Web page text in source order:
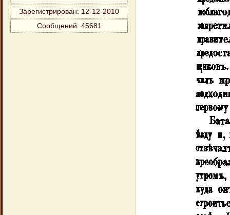
Зарегистрирован: 12-12-2010
Сообщений: 45681